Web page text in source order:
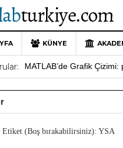
KÜNYE
10 Yıllık Bir Yolculuğun
MATLAB’de Grafik Çizimi:
Etiket (Boş bırakabilirsiniz): YSA